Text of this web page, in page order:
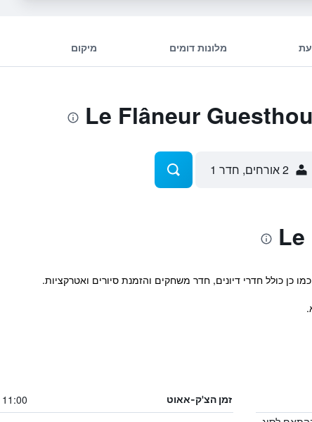
מלונות דומים מיקום
2 אורחים, חדר 1
כן כולל חדרי דיונים, חדר משחקים והזמנת סיורים ואטרקציות.
זמן הצ'ק-אאוט 11:00